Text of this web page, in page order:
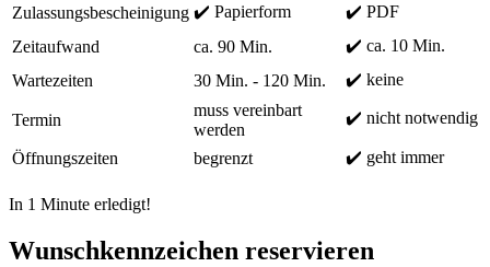
Zulassungsbescheinigung ✔️ Papierform
✔️ PDF
Zeitaufwand
ca. 90 Min.
✔️ ca. 10 Min.
Wartezeiten
30 Min. - 120 Min. ✔️ keine
Termin
muss vereinbart
werden
✔️ nicht notwendig
Öffnungszeiten begrenzt ✔️ geht immer
In 1 Minute erledigt!
Wunschkennzeichen reservieren